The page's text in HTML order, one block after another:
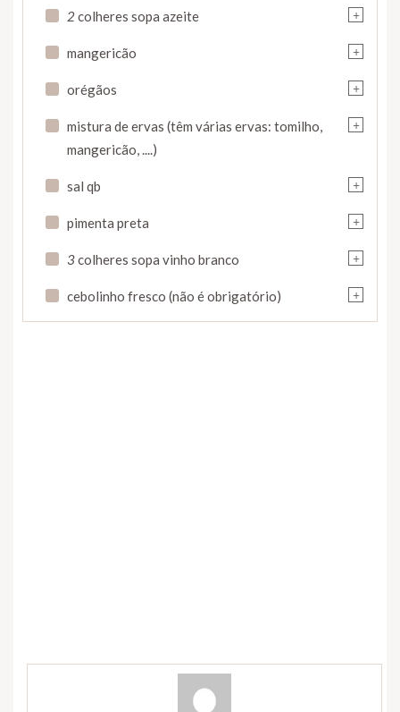
+
2colheres sopa azeite
+
mangericão
+
orégãos
+
mistura de ervas (têm várias ervas: tomilho,
mangericão, ....)
+
sal qb
+
pimenta preta
+
3colheres sopa vinho branco
+
cebolinho fresco (não é obrigatório)